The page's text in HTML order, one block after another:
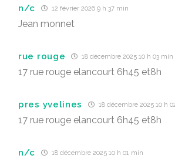
n/c 12 février 2026 9 h 37 min
Jean monnet
rue rouge 18 décembre 2025 10 h 03 min
17 rue rouge elancourt 6h45 et8h
pres yvelines 18 décembre 2025 10 h
17 rue rouge elancourt 6h45 et8h
n/c 18 décembre 2025 10 h 01 min